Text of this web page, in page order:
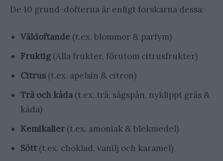
De 10 grund-dofterna är enligt forskarna dessa:
Väldoftande (t.ex. blommor & parfym)
Fruktig (Alla frukter, förutom citrusfrukter)
Citrus (t.ex. apelsin & citron)
Trä och kåda(t.ex. trä, sågspån, nyklippt gräs &
kåda)
Kemikalier(t.ex. amoniak & blekmedel)
Sött(t.ex. choklad, vanilj och karamel)